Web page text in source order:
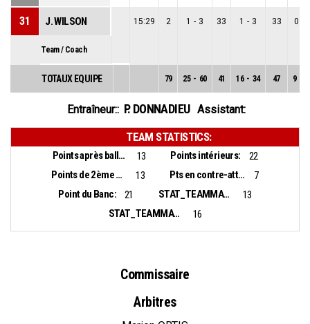
31 J. WILSON 15:29 2 1 - 3 33 1 - 3 33 0
Team / Coach
TOTAUX EQUIPE 79 25 - 60 41 16 - 34 47 9
Entraîneur:: P. DONNADIEU Assistant:
TEAM STATISTICS:
Points après balles perdues: 13 Points intérieurs:
22
Points de 2ème chance:
13 Pts en contre-attaque:
7
Point du Banc:
21 STAT_TEAMMATCH_BASKETBALL_sBiggestLead_NAME:
13
STAT_TEAMMATCH_BASKETBALL_sBiggestScoringRun_NAME:
16
Commissaire
Arbitres